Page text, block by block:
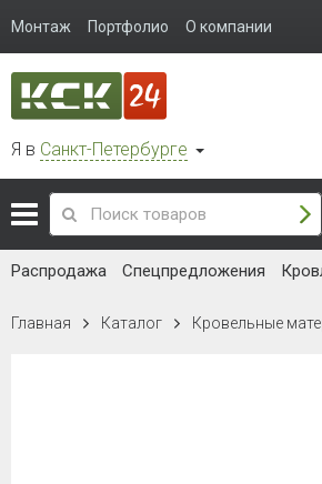
Монтаж Портфолио О компании
Я в Санкт-Петербурге
Распродажа Спецпредложения
Главная Каталог Кровельные